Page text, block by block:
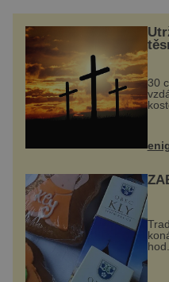
30
při
...
Kly